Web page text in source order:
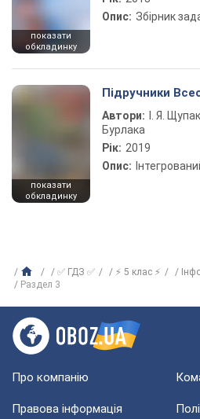
показати
обкладинку
Опис: Збірник
показати
обкладинку
Підручники
Автори:
І. Я.
Бурлака
Рік: 2019
Опис:
✅ ГДЗ ✅ ⚡ 5 клас ⚡
Раздел 3
Про компанію
Правова інформація